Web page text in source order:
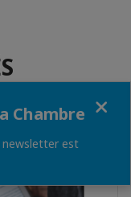
Chambre
newsletter est